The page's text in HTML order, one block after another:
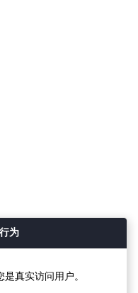
为
真实访问用户。